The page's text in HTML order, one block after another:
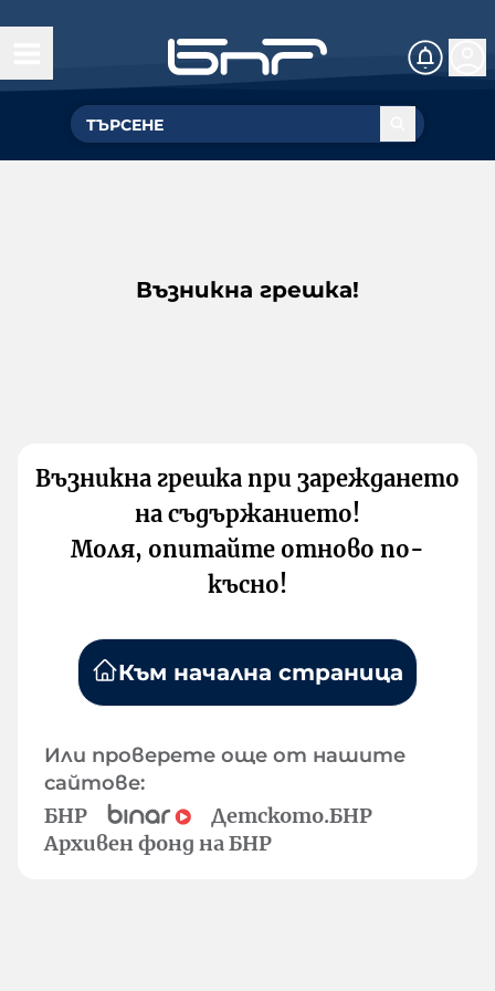
Възникна грешка!
Възникна грешка при зареждането
на съдържанието!
Моля, опитайте отново по-
късно!
Към начална страница
Или проверете още от нашите
сайтове:
БНР
Детското.БНР
Архивен фонд на БНР